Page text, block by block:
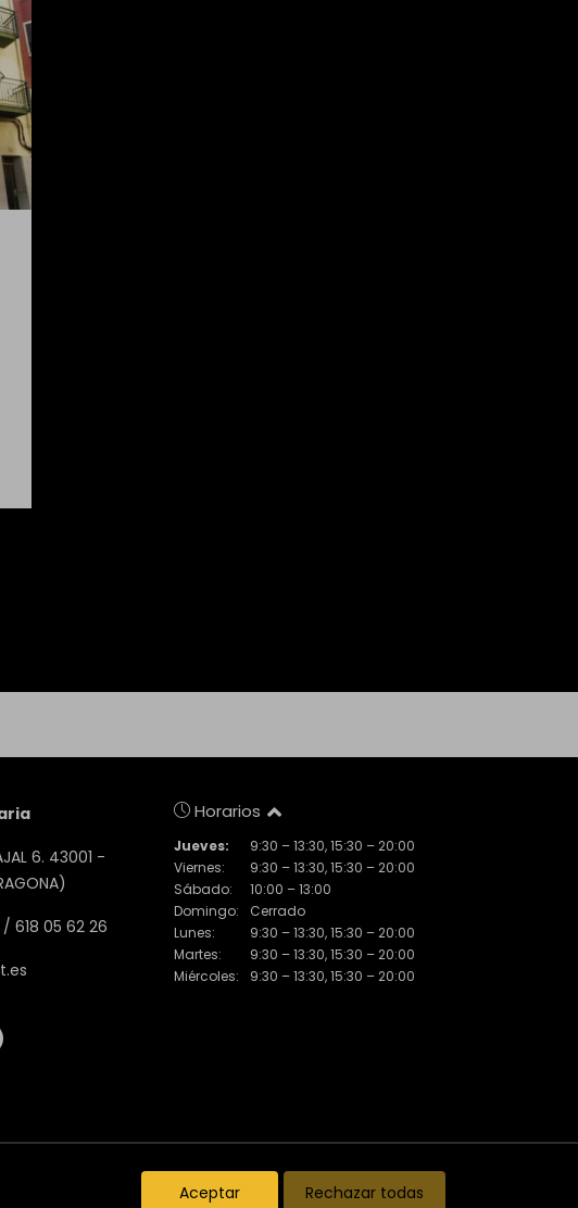
Aceptar Rechazar todas
6. 43001 -
618 05 62 26
Horarios
Jueves:
9:30 – 13:30, 15:30 – 20:00
Viernes:
9:30 – 13:30, 15:30 – 20:00
Sábado:
10:00 – 13:00
Domingo:
Cerrado
Lunes:
9:30 – 13:30, 15:30 – 20:00
Martes:
9:30 – 13:30, 15:30 – 20:00
Miércoles:
9:30 – 13:30, 15:30 – 20:00
Inmuebles destacados Noticias